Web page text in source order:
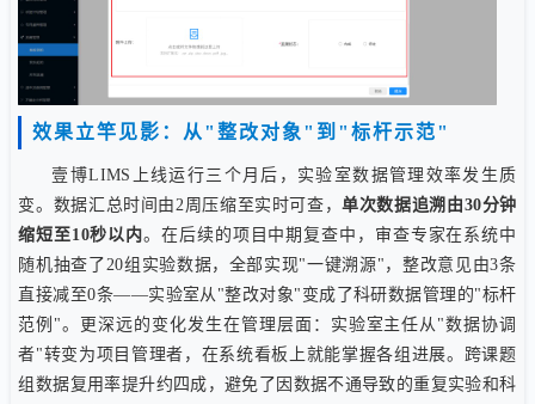
效果立竿见影：从"整改对象"到"标杆示范"
壹博LIMS上线运行三个月后，实验室数据管理效率发生质
变。数据汇总时间由2周压缩至实时可查，单次数据追溯由30分钟
缩短至10秒以内。在后续的项目中期复查中，审查专家在系统中
随机抽查了20组实验数据，全部实现"一键溯源"，整改意见由3条
直接减至0条——实验室从"整改对象"变成了科研数据管理的"标杆
范例"。更深远的变化发生在管理层面：实验室主任从"数据协调
者"转变为项目管理者，在系统看板上就能掌握各组进展。跨课题
组数据复用率提升约四成，避免了因数据不通导致的重复实验和科